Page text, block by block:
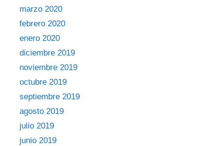
marzo 2020
febrero 2020
enero 2020
diciembre 2019
noviembre 2019
octubre 2019
septiembre 2019
agosto 2019
julio 2019
junio 2019